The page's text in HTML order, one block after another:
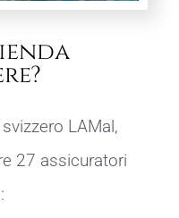
LAMal,
27 assicuratori